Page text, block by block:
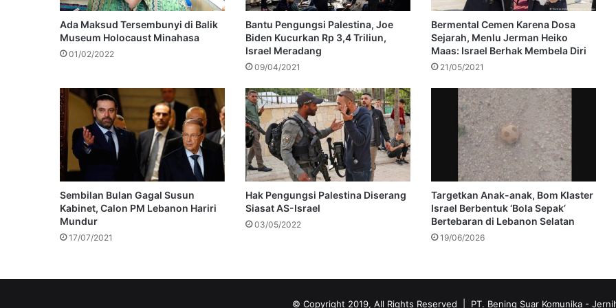
Ada Maksud Tersembunyi di Balik
Museum Holocaust Minahasa
01/02/2022
Bantu Pengungsi Palestina, Joe
Biden Kucurkan Rp 3,4 Triliun,
Israel Meradang
09/04/2021
Bermental Cemen Karena Dosa
Sejarah, Menlu Jerman Heiko
Maas: Israel Berhak Membela Diri
21/05/2021
Sembilan Bulan Gagal Susun
Kabinet, Calon PM Lebanon Hariri
Mundur
17/07/2021
Hak Pengungsi Palestina Diserang
Siasat AS-Israel
03/05/2022
Targetkan Anak-anak, Bom Klaster
Israel Berbentuk ‘Bola Sepak’
Bertebaran di Lebanon Selatan
19/06/2026
© Copyright 2019, All Rights Reserved | PT. Bening Suar Komunika -